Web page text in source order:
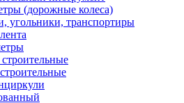
(дорожные колеса)
угольники, транспортиры